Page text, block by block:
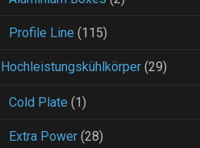
Profile Line (115)
Hochleistungskühlkörper (29)
Cold Plate (1)
Extra Power (28)